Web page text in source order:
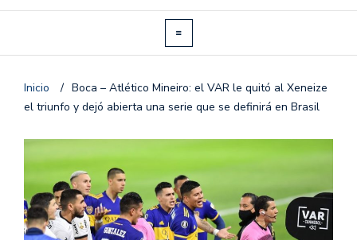
Inicio / Boca – Atlético Mineiro: el VAR le quitó al Xeneize
el triunfo y dejó abierta una serie que se definirá en Brasil